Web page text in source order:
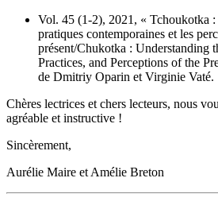
Vol. 45 (1-2), 2021, « Tchoukotka :
pratiques contemporaines et les
présent/Chukotka : Understanding
Practices, and Perceptions of the
de Dmitriy Oparin et Virginie Vaté.
Chères lectrices et chers lecteurs, nous
agréable et instructive !
Sincèrement,
Aurélie Maire et Amélie Breton